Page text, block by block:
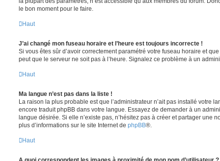
le bon moment pour le faire.
Haut
J’ai changé mon fuseau horaire et l’heure est toujours incorrecte !
Si vous êtes sûr d’avoir correctement paramétré votre fuseau horaire et
peut que le serveur ne soit pas à l’heure. Signalez ce problème à un
Haut
Ma langue n’est pas dans la liste !
La raison la plus probable est que l’administrateur n’ait pas installé votre
encore traduit phpBB dans votre langue. Essayez de demander à un
langue désirée. Si elle n’existe pas, n’hésitez pas à créer et partager une
plus d’informations sur le site Internet de phpBB®.
Haut